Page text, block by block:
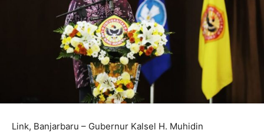
Link, Banjarbaru – Gubernur Kalsel H. Muhidin